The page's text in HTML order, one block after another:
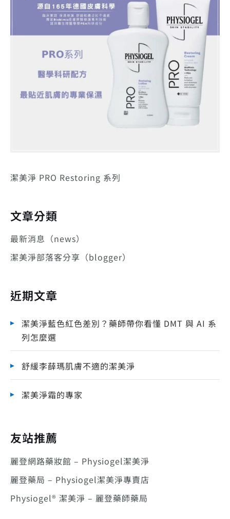
潔美淨 PRO Restoring 系列
文章分類
最新消息（news）
潔美淨部落客分享（blogger）
近期文章
潔美淨藍色紅色差別？藥師帶你看懂 DMT 與 AI 系
列怎麼選
舒緩李薛瑪肌膚不適的潔美淨
潔美淨霜的專家
友站推薦
麗登網路藥妝館 – Physiogel潔美淨
麗登藥局 – Physiogel潔美淨專賣店
Physiogel® 潔美淨 – 麗登藥師藥局